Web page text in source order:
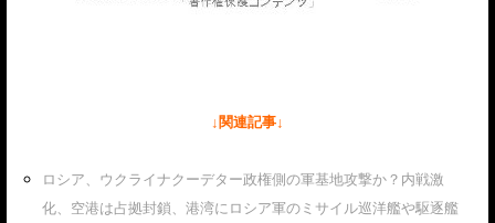
↓関連記事↓
ロシア、ウクライナクーデター政権側の軍基地攻撃か？内戦激
化、空港は占拠封鎖、港湾にロシア軍のミサイル巡洋艦や駆逐艦